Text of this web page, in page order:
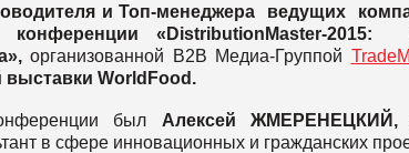
иТоп-менеджера ведущих
конференции« DistributionMaster-2015:
», организованной В2В Медиа-Группой
выставки WorldFood.
был АлексейЖМЕРЕНЕЦКИЙ ,
в сфере инновационных и гражданских